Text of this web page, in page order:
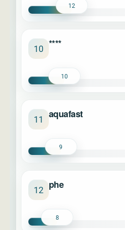
12
10 ****
10
11 aquafast
9
12 phe
8